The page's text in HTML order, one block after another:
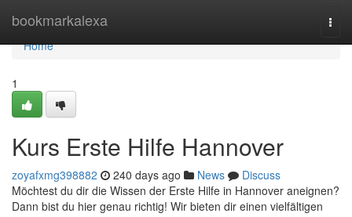
bookmarkalexa
Home
Home
1
Kurs Erste Hilfe Hannover
zoyafxmg398882 240 days ago News
Discuss
Möchtest du dir die Wissen der Erste Hilfe in Hannover aneignen?
Dann bist du hier genau richtig! Wir bieten dir einen vielfältigen